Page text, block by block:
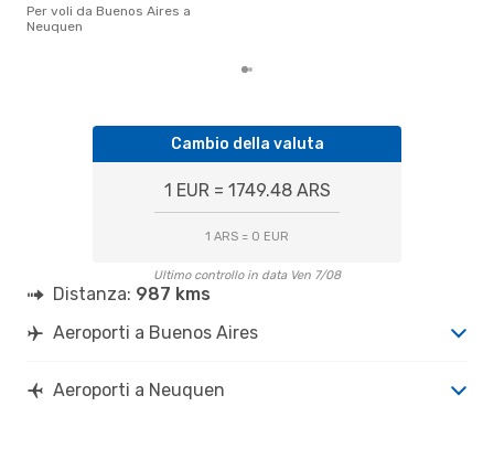
Per voli da Buenos Aires a
Neuquen
Cambio della valuta
1 EUR = 1749.48 ARS
1 ARS = 0 EUR
Ultimo controllo in data Ven 7/08
Distanza: 987 kms
Aeroporti a Buenos Aires
Aeroporti a Neuquen